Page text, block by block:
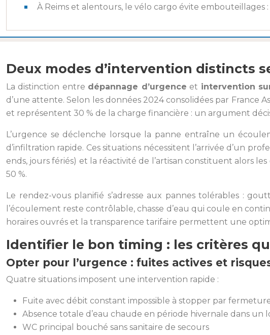
À Reims et alentours, le vélo cargo évite embouteillages
Deux modes d’intervention distincts
La distinction entre dépannage d’urgence et intervention
d’une attente. Selon les données 2024 consolidées par France
et représentent 30 % de la charge financière : un argument
L’urgence se déclenche lorsque la panne entraîne un
d’infiltration rapide. Ces situations nécessitent l’arrivée d’un
ends, jours fériés) et la réactivité de l’artisan constituent alors
50 %.
Le rendez-vous planifié s’adresse aux pannes tolérables :
l’écoulement reste contrôlable, chasse d’eau qui coule en
horaires ouvrés et la transparence tarifaire permettent une
Identifier le bon timing : les critères
Opter pour l’urgence : fuites actives et
Quatre situations imposent une intervention rapide :
Fuite avec débit constant impossible à stopper par
Absence totale d’eau chaude en période hivernale dans un
WC principal bouché sans sanitaire de secours